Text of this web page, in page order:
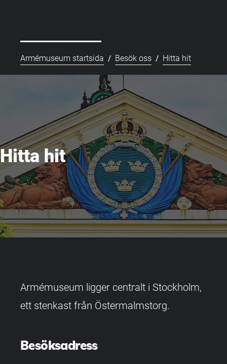
Armémuseum startsida / Besök oss / Hitta hit
Hitta hit
Armémuseum ligger centralt i Stockholm,
ett stenkast från Östermalmstorg.
Besöksadress